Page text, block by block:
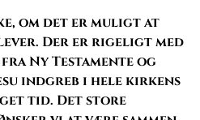
om det er muligt at
lever. Der er rigeligt med
Ny Testamente og
indgreb i hele kirkens
tid. Det store